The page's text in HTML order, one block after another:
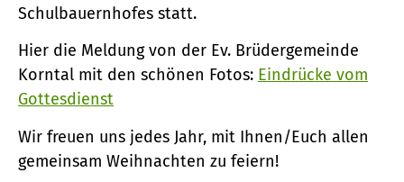
Schulbauernhofes statt.
Hier die Meldung von der Ev. Brüdergemeinde
Korntal mit den schönen Fotos: Eindrücke vom
Gottesdienst
Wir freuen uns jedes Jahr, mit Ihnen/Euch allen
gemeinsam Weihnachten zu feiern!